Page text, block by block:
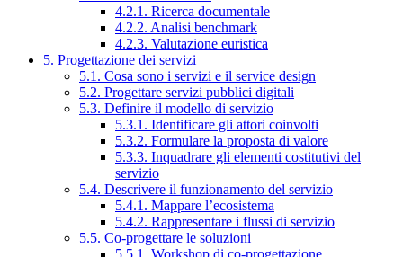
4.2.1. Ricerca documentale
4.2.2. Analisi benchmark
4.2.3. Valutazione euristica
5. Progettazione dei servizi
5.1. Cosa sono i servizi e il service design
5.2. Progettare servizi pubblici digitali
5.3. Definire il modello di servizio
5.3.1. Identificare gli attori coinvolti
5.3.2. Formulare la proposta di valore
5.3.3. Inquadrare gli elementi costitutivi del
servizio
5.4. Descrivere il funzionamento del servizio
5.4.1. Mappare l’ecosistema
5.4.2. Rappresentare i flussi di servizio
5.5. Co-progettare le soluzioni
5.5.1. Workshop di co-progettazione